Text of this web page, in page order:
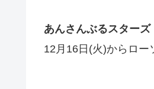
あんさんぶるスター
12月16日(火)からロ